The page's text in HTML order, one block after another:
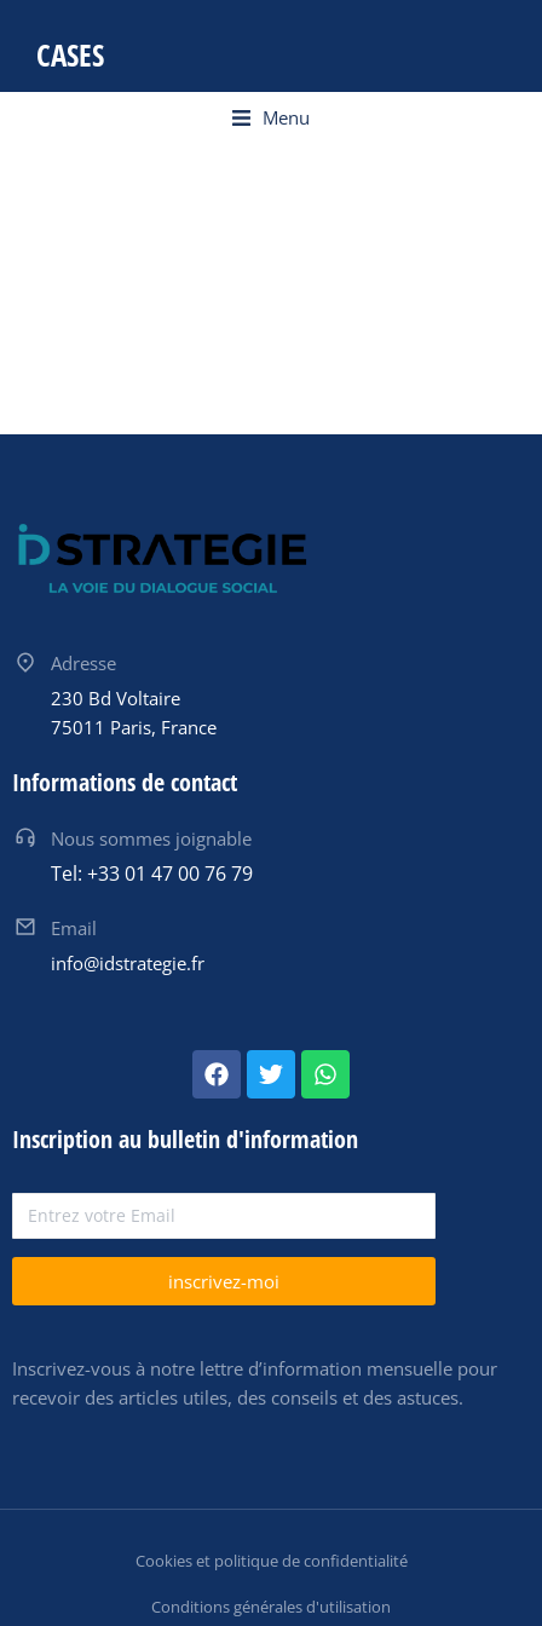
CASES
Menu
Adresse
230 Bd Voltaire
75011 Paris, France
Informations de contact
Nous sommes joignable
Tel: +33 01 47 00 76 79
Email
info@idstrategie.fr
Inscription au bulletin d'information
inscrivez-moi
Inscrivez-vous à notre lettre d’information mensuelle pour
recevoir des articles utiles, des conseils et des astuces.
Cookies et politique de confidentialité
Conditions générales d'utilisation